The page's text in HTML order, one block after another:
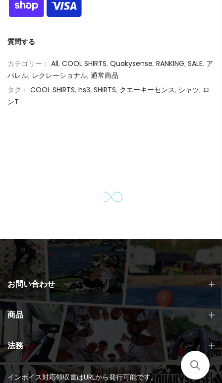
質問する
カテゴリー： All, COOL SHIRTS, Quakysense, RANKING, SALE, ア
パレル, レクレーショナル, 通常商品
タグ： COOL SHIRTS, hs3, SHIRTS, クエーキーセンス, シャツ, ロ
ンT
お問い合わせ
商品
法務
インボイス対応領収書はURLから発行可能です。